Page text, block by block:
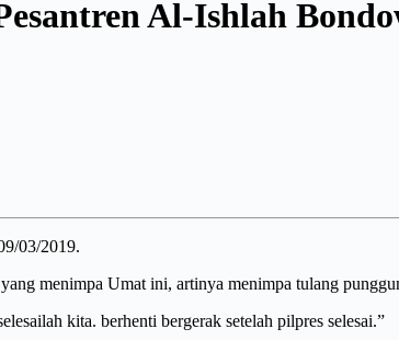
Al-Ishlah
03/2019.
menimpa Umat ini, artinya menimpa tulang
kita. berhenti bergerak setelah pilpres selesai.”